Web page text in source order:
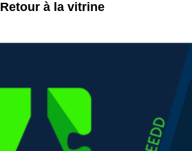
Retour à la vitrine